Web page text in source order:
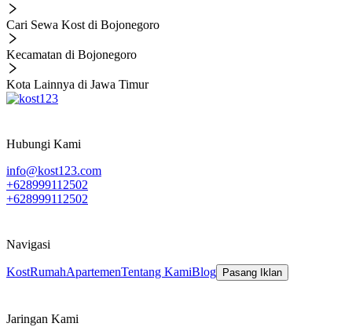
Cari Sewa Kost di Bojonegoro
Kecamatan di Bojonegoro
Kota Lainnya di Jawa Timur
Hubungi Kami
info@kost123.com
+628999112502
+628999112502
Navigasi
KostRumahApartemenTentang KamiBlog Pasang Iklan
Jaringan Kami